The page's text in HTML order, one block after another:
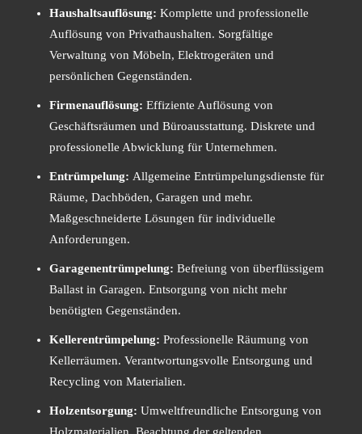
Haushaltsauflösung: Komplette und professionelle
Auflösung von Privathaushalten. Sorgfältige
Verwaltung von Möbeln, Elektrogeräten und
persönlichen Gegenständen.
Firmenauflösung: Effiziente Auflösung von
Geschäftsräumen und Büroausstattung. Diskrete und
professionelle Abwicklung für Unternehmen.
Entrümpelung: Allgemeine Entrümpelungsdienste für
Räume, Dachböden, Garagen und mehr.
Maßgeschneiderte Lösungen für individuelle
Anforderungen.
Garagenentrümpelung: Befreiung von überflüssigem
Ballast in Garagen. Entsorgung von nicht mehr
benötigten Gegenständen.
Kellerentrümpelung: Professionelle Räumung von
Kellerräumen. Verantwortungsvolle Entsorgung und
Recycling von Materialien.
Holzentsorgung: Umweltfreundliche Entsorgung von